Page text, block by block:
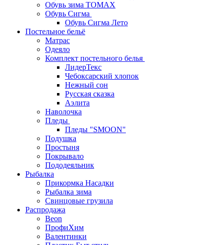
Обувь зима ТОМАХ
Обувь Сигма
Обувь Сигма Лето
Постельное бельё
Матрас
Одеяло
Комплект постельного белья
ЛидерТекс
Чебоксарский хлопок
Нежный сон
Русская сказка
Аэлита
Наволочка
Пледы
Пледы "SMOON"
Подушка
Простыня
Покрывало
Пододеяльник
Рыбалка
Прикормка Насадки
Рыбалка зима
Свинцовые грузила
Распродажа
Beon
ПрофиХим
Валентинки